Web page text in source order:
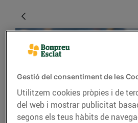
Gestió del consentiment de les
Utilitzem cookies pròpies i de
del web i mostrar publicitat
segons els teus hàbits de